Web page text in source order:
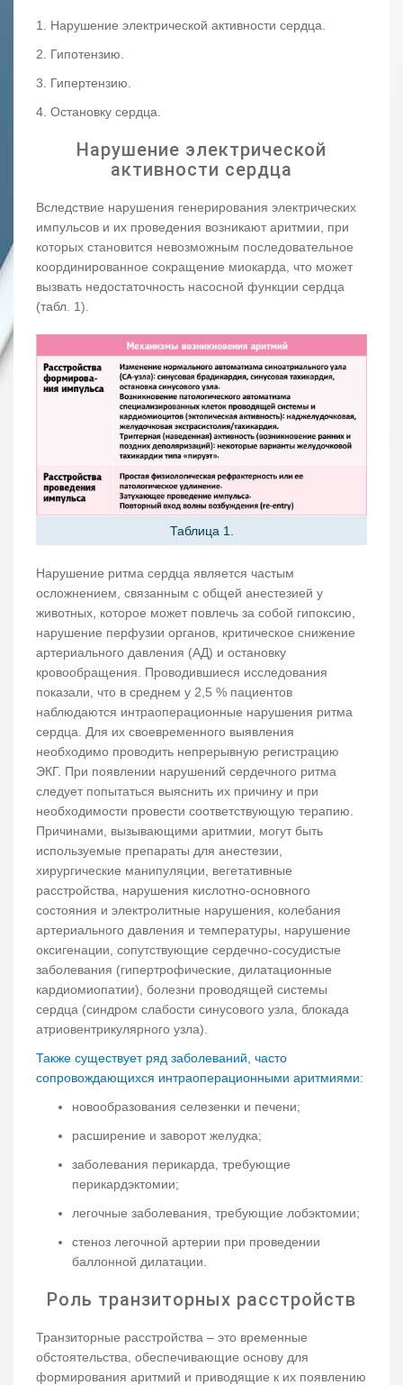
1. Нарушение электрической активности сердца.
2. Гипотензию.
3. Гипертензию.
4. Остановку сердца.
Нарушение электрической
активности сердца
Вследствие нарушения генерирования электрических
импульсов и их проведения возникают аритмии, при
которых становится невозможным последовательное
координированное сокращение миокарда, что может
вызвать недостаточность насосной функции сердца
(табл. 1).
Таблица 1.
Нарушение ритма сердца является частым
осложнением, связанным с общей анестезией у
животных, которое может повлечь за собой гипоксию,
нарушение перфузии органов, критическое снижение
артериального давления (АД) и остановку
кровообращения. Проводившиеся исследования
показали, что в среднем у 2,5 % пациентов
наблюдаются интраоперационные нарушения ритма
сердца. Для их своевременного выявления
необходимо проводить непрерывную регистрацию
ЭКГ. При появлении нарушений сердечного ритма
следует попытаться выяснить их причину и при
необходимости провести соответствующую терапию.
Причинами, вызывающими аритмии, могут быть
используемые препараты для анестезии,
хирургические манипуляции, вегетативные
расстройства, нарушения кислотно-основного
состояния и электролитные нарушения, колебания
артериального давления и температуры, нарушение
оксигенации, сопутствующие сердечно-сосудистые
заболевания (гипертрофические, дилатационные
кардиомиопатии), болезни проводящей системы
сердца (синдром слабости синусового узла, блокада
атриовентрикулярного узла).
Также существует ряд заболеваний, часто
сопровождающихся интраоперационными аритмиями:
новообразования селезенки и печени;
расширение и заворот желудка;
заболевания перикарда, требующие
перикардэктомии;
легочные заболевания, требующие лобэктомии;
стеноз легочной артерии при проведении
баллонной дилатации.
Роль транзиторных расстройств
Транзиторные расстройства – это временные
обстоятельства, обеспечивающие основу для
формирования аритмий и приводящие к их появлению